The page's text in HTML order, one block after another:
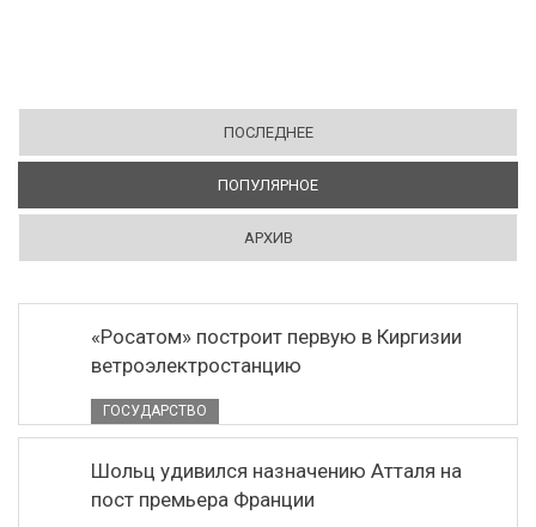
ПОСЛЕДНЕЕ
ПОПУЛЯРНОЕ
АРХИВ
«Росатом» построит первую в Киргизии
ветроэлектростанцию
ГОСУДАРСТВО
Шольц удивился назначению Атталя на
пост премьера Франции